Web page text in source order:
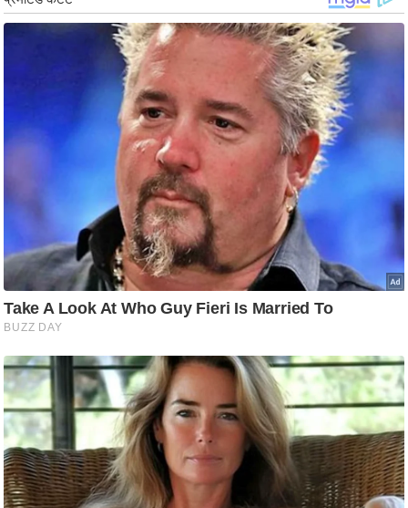
a
k
N
s
इ
स्टा
इ
टे
क्नॉ
लॉ
जी
ब्यू
टी